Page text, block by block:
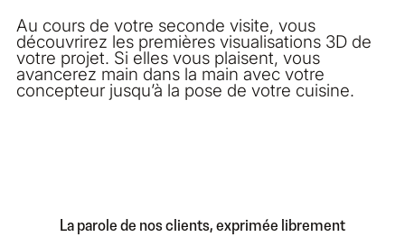
Au cours de votre seconde visite, vous
découvrirez les premières visualisations 3D de
votre projet. Si elles vous plaisent, vous
avancerez main dans la main avec votre
concepteur jusqu’à la pose de votre cuisine.
La parole de nos clients, exprimée librement